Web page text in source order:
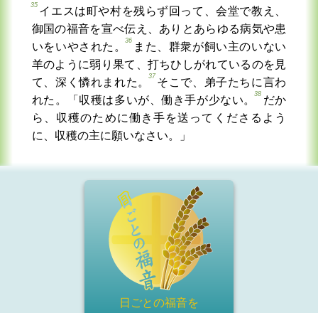
35
イエスは町や村を残らず回って、会堂で教え、
御国の福音を宣べ伝え、ありとあらゆる病気や患
いをいやされた。
36
また、群衆が飼い主のいない
羊のように弱り果て、打ちひしがれているのを見
て、深く憐れまれた。
37
そこで、弟子たちに言わ
れた。「収穫は多いが、働き手が少ない。
38
だか
ら、収穫のために働き手を送ってくださるよう
に、収穫の主に願いなさい。」
日ごとの福音を